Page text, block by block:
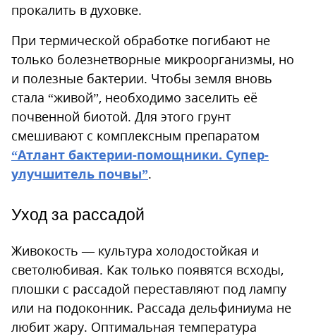
прокалить в духовке.
При термической обработке погибают не
только болезнетворные микроорганизмы, но
и полезные бактерии. Чтобы земля вновь
стала “живой”, необходимо заселить её
почвенной биотой. Для этого грунт
смешивают с комплексным препаратом
“Атлант бактерии-помощники. Супер-
улучшитель почвы”.
Уход за рассадой
Живокость — культура холодостойкая и
светолюбивая. Как только появятся всходы,
плошки с рассадой переставляют под лампу
или на подоконник. Рассада дельфиниума не
любит жару. Оптимальная температура